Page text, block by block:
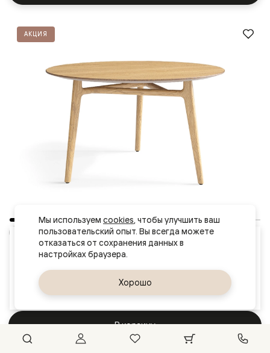
Ваш город
Ковров
АКЦИЯ
Стол Примо обеденный круглый 125×125 см
Отделка: Дуб пшеничный матовый
Материал: Массив дуба матовый
171 190 ₽201 400 ₽
В корзину
Мы используем cookies, чтобы улучшить ваш
пользовательский опыт. Вы всегда можете
отказаться от сохранения данных в
Хорошо